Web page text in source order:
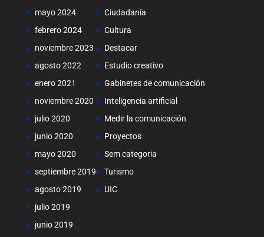
mayo 2024
febrero 2024
noviembre 2023
agosto 2022
enero 2021
noviembre 2020
julio 2020
junio 2020
mayo 2020
septiembre 2019
agosto 2019
julio 2019
junio 2019
Ciudadanía
Cultura
Destacar
Estudio creativo
Gabinetes de comunicación
Inteligencia artificial
Medir la comunicación
Proyectos
Sem categoria
Turismo
UIC